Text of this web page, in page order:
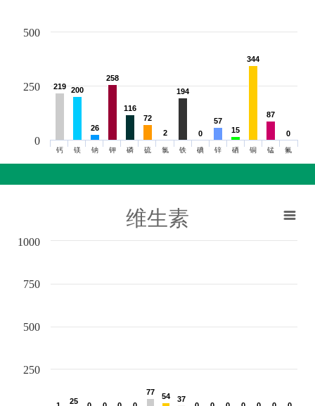
219
219 200
200
26
26
258
258
116
116
72
72
2
2
194
194
0
0
57
57
15
15
344
344
87
87
0
0
钙 镁 钠 钾 磷 硫 氯 铁 碘 锌 硒 铜 锰 氟
0
250
500
维生素
25
25
77
77 54
54 37
37
250
500
750
1000